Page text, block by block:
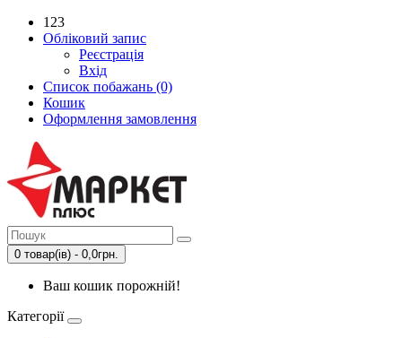
123
Обліковий запис
Реєстрація
Вхід
Список побажань (0)
Кошик
Оформлення замовлення
0 товар(ів) - 0,0грн.
Ваш кошик порожній!
Категорії